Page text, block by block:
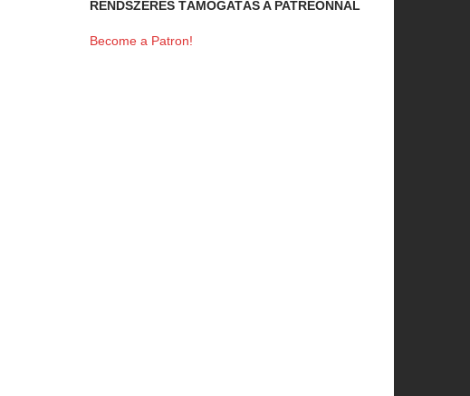
RENDSZERES TÁMOGATÁS A PATREONNAL
Become a Patron!